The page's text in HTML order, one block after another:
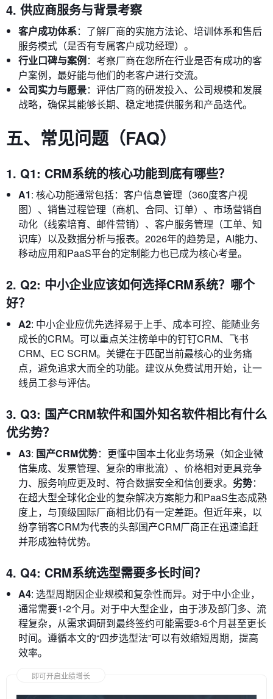
4. 供应商服务与背景考察
客户成功体系：了解厂商的实施方法论、培训体系和售后
服务模式（是否有专属客户成功经理）。
行业口碑与案例：考察厂商在您所在行业是否有成功的客
户案例，最好能与他们的老客户进行交流。
公司实力与愿景：评估厂商的研发投入、公司规模和发展
战略，确保其能够长期、稳定地提供服务和产品迭代。
五、常见问题（FAQ）
1. Q1: CRM系统的核心功能到底有哪些？
A1: 核心功能通常包括：客户信息管理（360度客户视
图）、销售过程管理（商机、合同、订单）、市场营销自
动化（线索培育、邮件营销）、客户服务管理（工单、知
识库）以及数据分析与报表。2026年的趋势是，AI能力、
移动应用和PaaS平台的定制能力也已成为核心考量。
2. Q2: 中小企业应该如何选择CRM系统？哪个
好？
A2: 中小企业应优先选择易于上手、成本可控、能随业务
成长的CRM。可以重点关注榜单中的钉钉CRM、飞书
CRM、EC SCRM。关键在于匹配当前最核心的业务痛
点，避免追求大而全的功能。建议从免费试用开始，让一
线员工参与评估。
3. Q3: 国产CRM软件和国外知名软件相比有什么
优劣势？
A3: 国产CRM优势：更懂中国本土化业务场景（如企业微
信集成、发票管理、复杂的审批流）、价格相对更具竞争
力、服务响应更及时、符合数据安全和信创要求。 劣势：
在超大型全球化企业的复杂解决方案能力和PaaS生态成熟
度上，与顶级国际厂商相比仍有一定差距。但近年来，以
纷享销客CRM为代表的头部国产CRM厂商正在迅速追赶
并形成独特优势。
4. Q4: CRM系统选型需要多长时间？
A4: 选型周期因企业规模和复杂性而异。对于中小企业，
通常需要1-2个月。对于中大型企业，由于涉及部门多、流
程复杂，从需求调研到最终签约可能需要3-6个月甚至更长
时间。遵循本文的“四步选型法”可以有效缩短周期，提高
效率。
即可开启业绩增长